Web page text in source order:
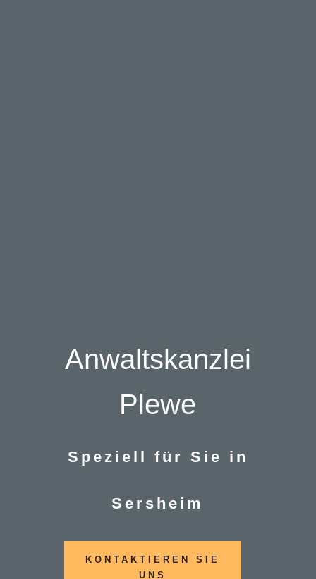
Anwaltskanzlei
Plewe
Speziell für Sie in
Sersheim
KONTAKTIEREN SIE
UNS